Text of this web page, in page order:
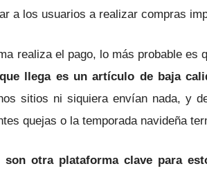
a los usuarios a realizar compras
realiza el pago, lo más probable es
llega es un artículo de baja
sitios ni siquiera envían nada, y
quejas o la temporada navideña
son otra plataforma clave para